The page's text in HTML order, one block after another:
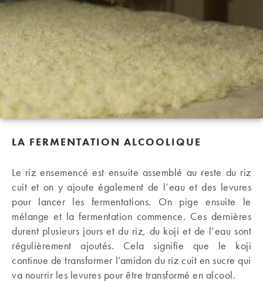
LA FERMENTATION ALCOOLIQUE
Le riz ensemencé est ensuite assemblé au reste du riz
cuit et on y ajoute également de l’eau et des levures
pour lancer les fermentations. On pige ensuite le
mélange et la fermentation commence. Ces dernières
durent plusieurs jours et du riz, du koji et de l’eau sont
régulièrement ajoutés. Cela signifie que le koji
continue de transformer l’amidon du riz cuit en sucre qui
va nourrir les levures pour être transformé en alcool.